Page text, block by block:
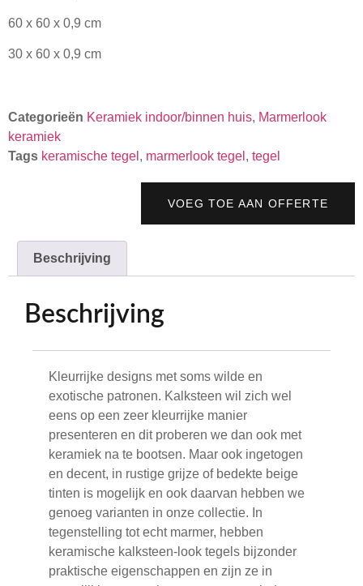
60 x 60 x 0,9 cm
30 x 60 x 0,9 cm
Categorieën Keramiek indoor/binnen huis, Marmerlook
keramiek
Tags keramische tegel , marmerlook tegel , tegel
VOEG TOE AAN OFFERTE
Beschrijving
Beschrijving
Kleurrijke designs met soms wilde en
exotische patronen. Kalksteen wil zich wel
eens op een zeer kleurrijke manier
presenteren en dit proberen we dan ook met
keramiek na te bootsen. Maar ook ingetogen
en decent, in rustige grijze of bedekte beige
tinten is mogelijk en ook daarvan hebben we
genoeg varianten in onze collectie. In
tegenstelling tot echt marmer, hebben
keramische kalksteen-look tegels bijzonder
praktische eigenschappen en zijn ze in